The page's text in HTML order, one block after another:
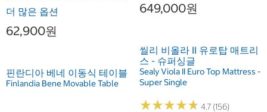
더 많은 옵션
62,900원
핀란디아 베네 이동식 테이블
Finlandia Bene Movable Table
649,000원
씰리 비올라 II 유로탑 매트리
스 - 슈퍼싱글
Sealy Viola II Euro Top Mattress -
Super Single
★★★★★
★★★★★ 4.7 (156)